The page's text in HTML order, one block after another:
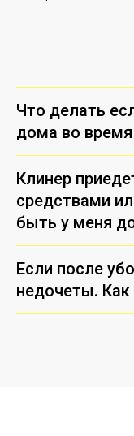
Что делать
дома во время
Клинер
средствами
быть у меня
Если после
недочеты.